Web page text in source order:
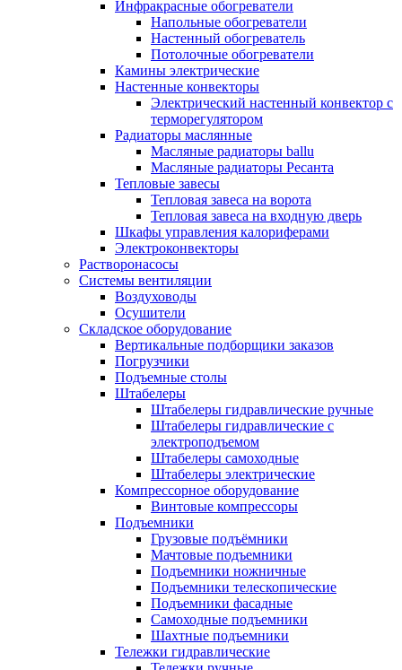
Инфракрасные обогреватели
Напольные обогреватели
Настенный обогреватель
Потолочные обогреватели
Камины электрические
Настенные конвекторы
Электрический настенный конвектор с
терморегулятором
Радиаторы маслянные
Масляные радиаторы ballu
Масляные радиаторы Ресанта
Тепловые завесы
Тепловая завеса на ворота
Тепловая завеса на входную дверь
Шкафы управления калориферами
Электроконвекторы
Растворонасосы
Системы вентиляции
Воздуховоды
Осушители
Складское оборудование
Вертикальные подборщики заказов
Погрузчики
Подъемные столы
Штабелеры
Штабелеры гидравлические ручные
Штабелеры гидравлические с
электроподъемом
Штабелеры самоходные
Штабелеры электрические
Компрессорное оборудование
Винтовые компрессоры
Подъемники
Грузовые подъёмники
Мачтовые подъемники
Подъемники ножничные
Подъемники телескопические
Подъемники фасадные
Самоходные подъемники
Шахтные подъемники
Тележки гидравлические